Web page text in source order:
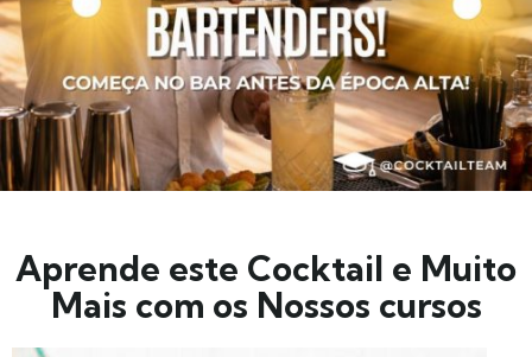
Aprende este Cocktail e Muito
Mais com os Nossos cursos